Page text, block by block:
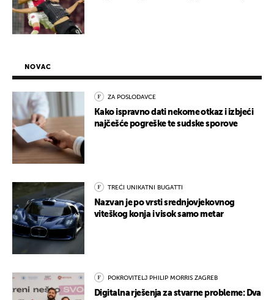
NOVAC
ZA POSLODAVCE
Kako ispravno dati nekome otkaz i izbjeći
najčešće pogreške te sudske sporove
TREĆI UNIKATNI BUGATTI
Nazvan je po vrsti srednjovjekovnog
viteškog konja i visok samo metar
POKROVITELJ PHILIP MORRIS ZAGREB
Digitalna rješenja za stvarne probleme: Dva